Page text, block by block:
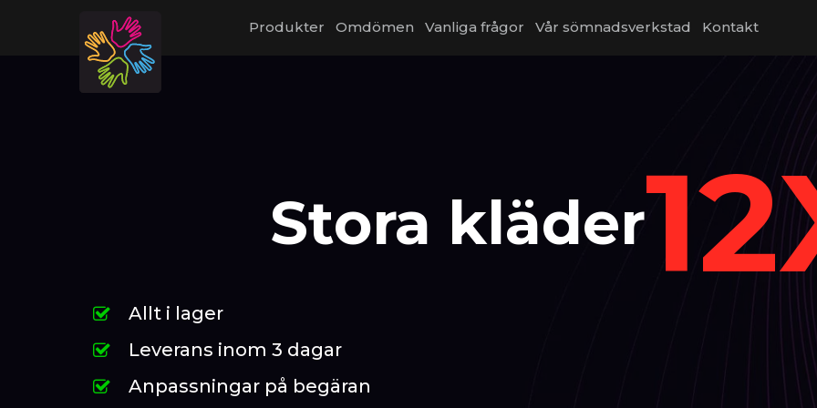
Produkter Omdömen Vanliga frågor Vår sömnadsverkstad Kontakt
Stora kläder
Allt i lager
Leverans inom 3 dagar
Anpassningar på begäran